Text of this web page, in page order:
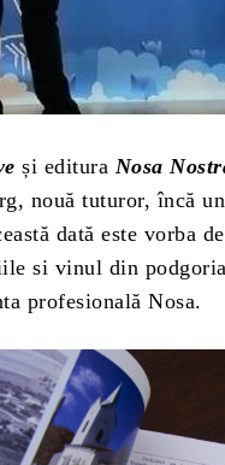
și editura Nosa
nouă tuturor, încă
dată este vorba
si vinul din
profesională Nosa.